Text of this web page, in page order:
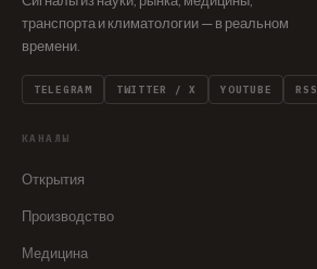
транспорта и климатологии — в реальном
времени.
TELEGRAM TWITTER / X YOUTUBE RSS
КАНАЛЫ
Открытия
Производство
Медицина